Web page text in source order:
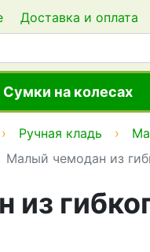
Доставка и оплата
Сумки на колесах
Ручная кладь
Малый чемодан из